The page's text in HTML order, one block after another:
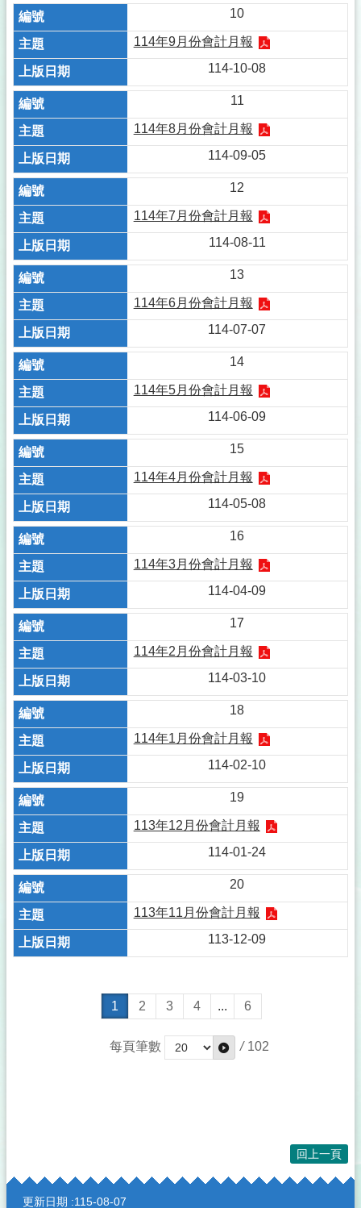
10
114年9月份會計月報
114-10-08
11
114年8月份會計月報
114-09-05
12
114年7月份會計月報
114-08-11
13
114年6月份會計月報
114-07-07
14
114年5月份會計月報
114-06-09
15
114年4月份會計月報
114-05-08
16
114年3月份會計月報
114-04-09
17
114年2月份會計月報
114-03-10
18
114年1月份會計月報
114-02-10
19
113年12月份會計月報
114-01-24
20
113年11月份會計月報
113-12-09
1 2 3 4 ... 6
每頁筆數 / 102
回上一頁
:::
更新日期 115-08-07